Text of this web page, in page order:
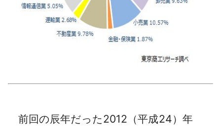
前回の辰年だった2012（平成24）年